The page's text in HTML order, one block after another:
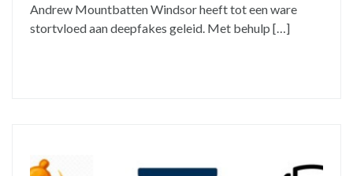
Andrew Mountbatten Windsor heeft tot een ware
stortvloed aan deepfakes geleid. Met behulp […]